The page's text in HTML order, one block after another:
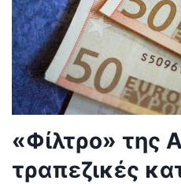
«Φίλτρο» της
τραπεζικές